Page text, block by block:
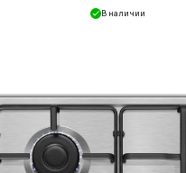
В наличии